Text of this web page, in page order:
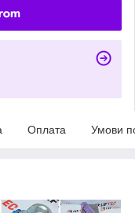
Оплата Умови